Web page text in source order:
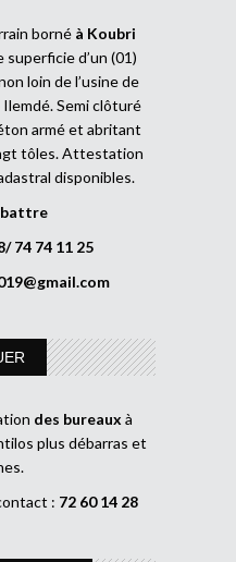
borné à Koubri
superficie d’un (01)
loin de l’usine de
Ilemdé. Semi clôturé
armé et abritant
tôles. Attestation
disponibles.
74 74 11 25
des bureaux à
plus débarras et
: 72 60 14 28